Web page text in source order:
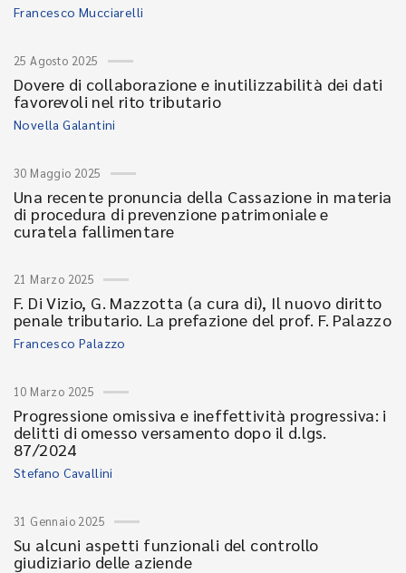
Francesco Mucciarelli
25 Agosto 2025
Dovere di collaborazione e inutilizzabilità dei dati
favorevoli nel rito tributario
Novella Galantini
30 Maggio 2025
Una recente pronuncia della Cassazione in materia
di procedura di prevenzione patrimoniale e
curatela fallimentare
21 Marzo 2025
F. Di Vizio, G. Mazzotta (a cura di), Il nuovo diritto
penale tributario. La prefazione del prof. F. Palazzo
Francesco Palazzo
10 Marzo 2025
Progressione omissiva e ineffettività progressiva: i
delitti di omesso versamento dopo il d.lgs.
87/2024
Stefano Cavallini
31 Gennaio 2025
Su alcuni aspetti funzionali del controllo
giudiziario delle aziende